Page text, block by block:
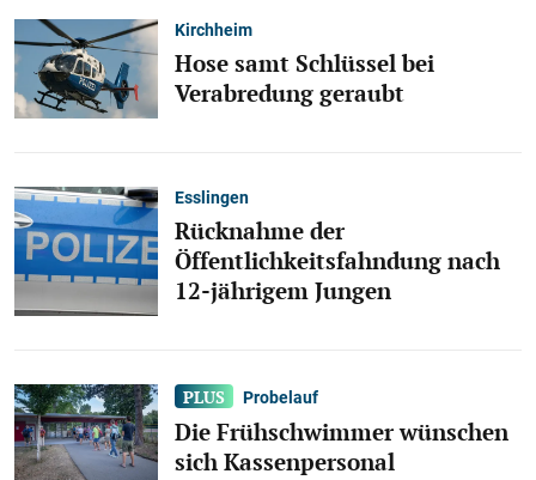
Kirchheim
Hose samt Schlüssel bei
Verabredung geraubt
Esslingen
Rücknahme der
Öffentlichkeitsfahndung nach
12-jährigem Jungen
Probelauf
Die Frühschwimmer wünschen
sich Kassenpersonal